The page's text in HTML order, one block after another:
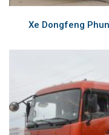
Xe Dongfeng